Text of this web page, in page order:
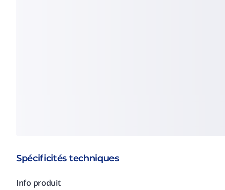
Spécificités techniques
Info produit